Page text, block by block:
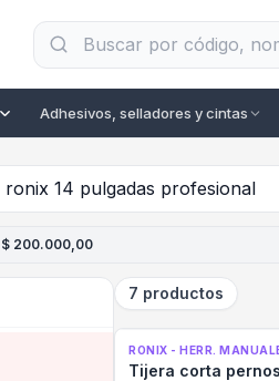
Adhesivos, selladores y cintas
$ 200.000,00
7 productos
RONIX - HERR.
Tijera corta